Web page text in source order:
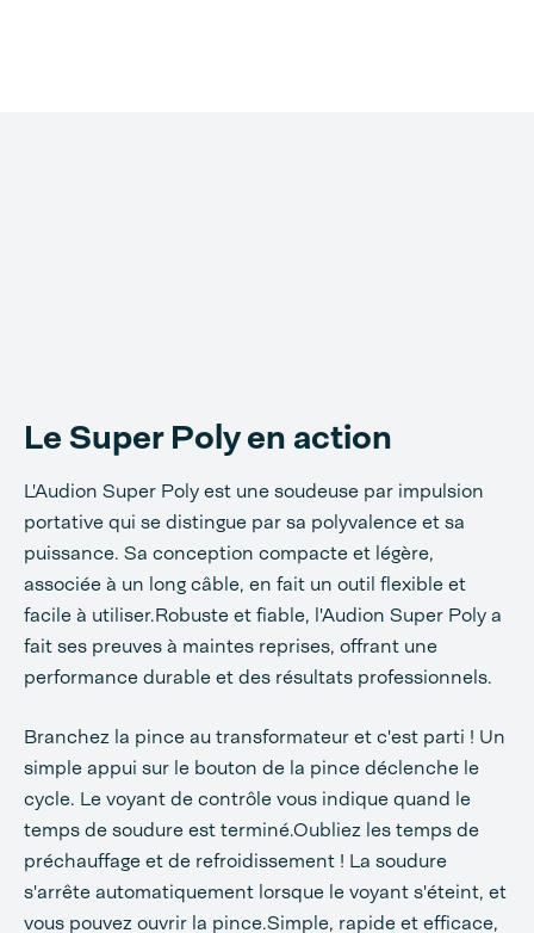
Le Super Poly en action
L'Audion Super Poly est une soudeuse par impulsion
portative qui se distingue par sa polyvalence et sa
puissance. Sa conception compacte et légère,
associée à un long câble, en fait un outil flexible et
facile à utiliser.Robuste et fiable, l'Audion Super Poly a
fait ses preuves à maintes reprises, offrant une
performance durable et des résultats professionnels.
Branchez la pince au transformateur et c'est parti ! Un
simple appui sur le bouton de la pince déclenche le
cycle. Le voyant de contrôle vous indique quand le
temps de soudure est terminé.Oubliez les temps de
préchauffage et de refroidissement ! La soudure
s'arrête automatiquement lorsque le voyant s'éteint, et
vous pouvez ouvrir la pince.Simple, rapide et efficace,